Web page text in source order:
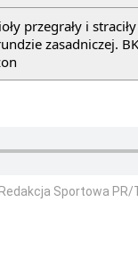
przegrały i
zasadniczej.
Sportowa PR/